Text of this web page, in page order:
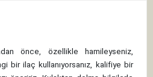
önce, özellikle hamileyseniz,
bir ilaç kullanıyorsanız, kalifiye bir